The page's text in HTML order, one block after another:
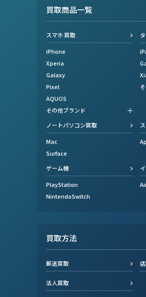
買取商品一覧
スマホ 買取
iPhone
Xperia
Galaxy
Pixel
AQUOS
その他ブランド
ノートパソコン買取
Mac
Surface
ゲーム機
PlayStation
NintendoSwitch
買取方法
郵送買取
法人買取